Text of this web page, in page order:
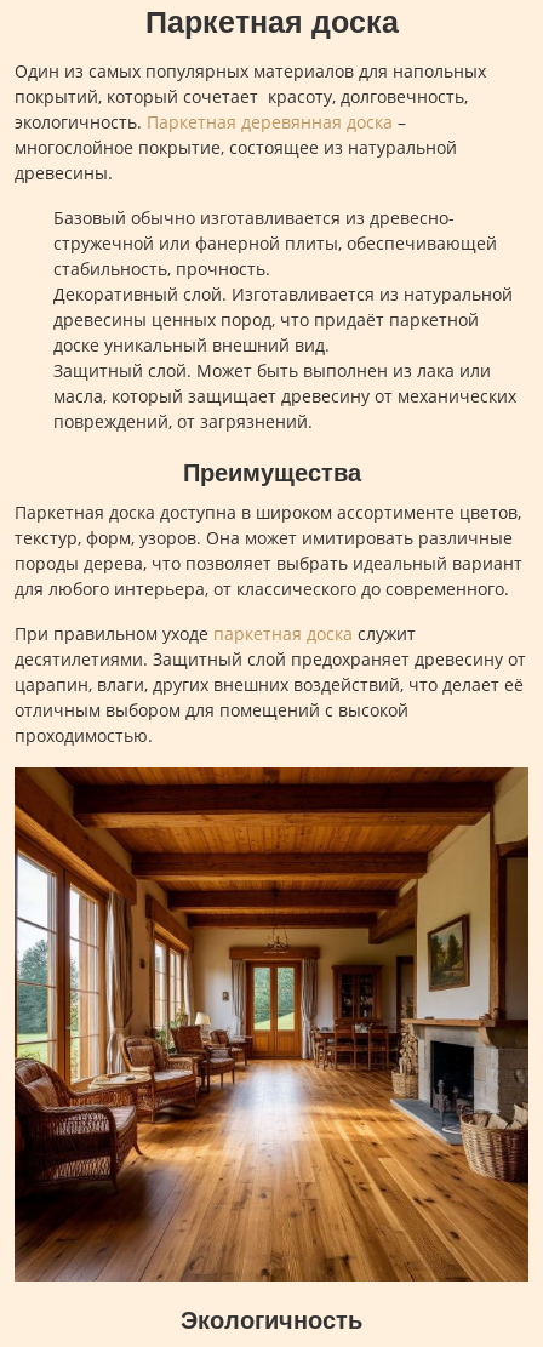
Паркетная доска
Один из самых популярных материалов для напольных
покрытий, который сочетает красоту, долговечность,
экологичность. Паркетная деревянная доска –
многослойное покрытие, состоящее из натуральной
древесины.
Базовый обычно изготавливается из древесно-
стружечной или фанерной плиты, обеспечивающей
стабильность, прочность.
Декоративный слой. Изготавливается из натуральной
древесины ценных пород, что придаёт паркетной
доске уникальный внешний вид.
Защитный слой. Может быть выполнен из лака или
масла, который защищает древесину от механических
повреждений, от загрязнений.
Преимущества
Паркетная доска доступна в широком ассортименте цветов,
текстур, форм, узоров. Она может имитировать различные
породы дерева, что позволяет выбрать идеальный вариант
для любого интерьера, от классического до современного.
При правильном уходе паркетная доска служит
десятилетиями. Защитный слой предохраняет древесину от
царапин, влаги, других внешних воздействий, что делает её
отличным выбором для помещений с высокой
проходимостью.
Экологичность